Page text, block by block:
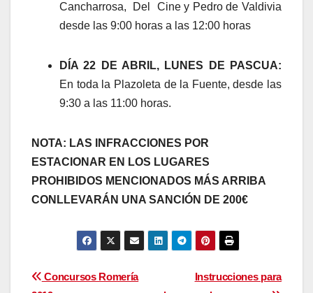
Cancharrosa, Del Cine y Pedro de Valdivia
desde las 9:00 horas a las 12:00 horas
DÍA 22 DE ABRIL, LUNES DE PASCUA:
En toda la Plazoleta de la Fuente, desde las
9:30 a las 11:00 horas.
NOTA: LAS INFRACCIONES POR
ESTACIONAR EN LOS LUGARES
PROHIBIDOS MENCIONADOS MÁS ARRIBA
CONLLEVARÁN UNA SANCIÓN DE 200€
Navegación
Instrucciones para
Concursos Romería